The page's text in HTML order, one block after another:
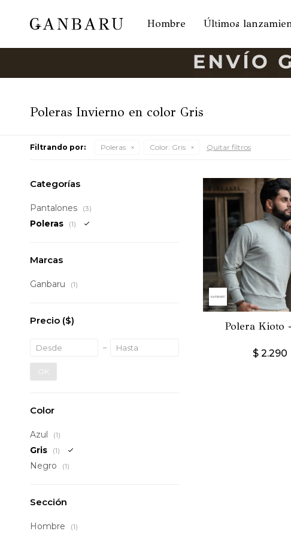
Hombre Últimos
Poleras Invierno en color Gris
Filtrando por: Poleras Color: Gris Quitar filtros
Polera Kioto
$ 2.290
Categorías
Pantalones (3)
Poleras (1)
Marcas
Ganbaru (1)
Precio ($)
OK
Color
Azul (1)
Gris (1)
Negro (1)
Sección
Hombre (1)